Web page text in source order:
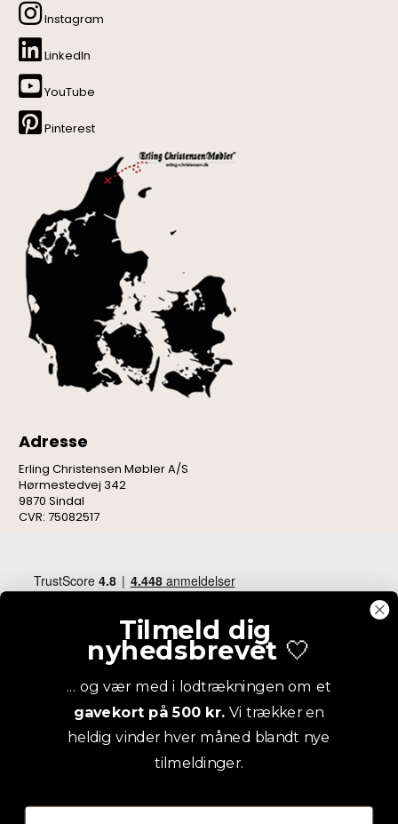
Instagram
LinkedIn
YouTube
Pinterest
Adresse
Erling Christensen Møbler A/S
Hørmestedvej 342
9870 Sindal
CVR: 75082517
Tilmeld dig
nyhedsbrevet 🤍
... og vær med i lodtrækningen om et
gavekort på 500 kr. Vi trækker en
heldig vinder hver måned blandt nye
tilmeldinger.
Email